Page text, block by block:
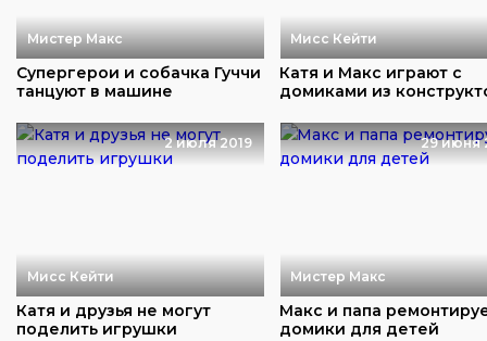
Мистер Макс
Супергерои и собачка Гуччи
танцуют в машине
Мисс Кейти
Катя и Макс играют с
домиками из
2 июля 2019
Мисс Кейти
Катя и друзья не могут
поделить игрушки
29 июня
Мистер Макс
Макс и папа
домики для детей